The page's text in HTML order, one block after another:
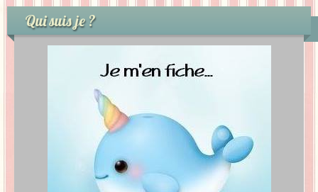
Qui suis je ?